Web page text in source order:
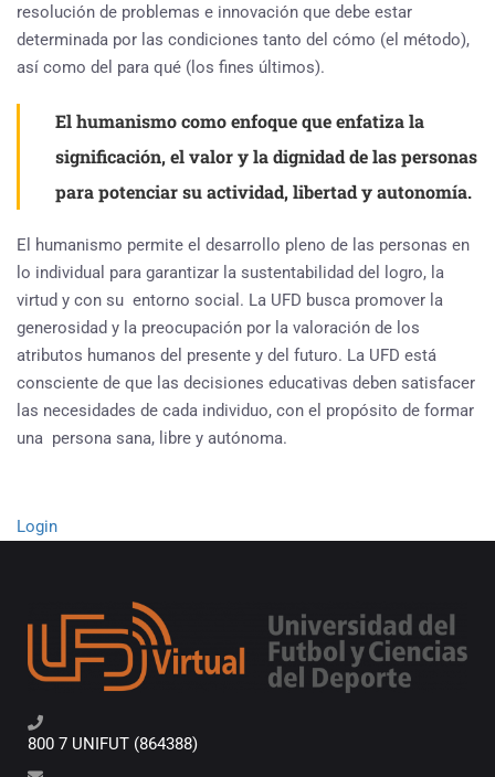
resolución de problemas e innovación que debe estar
determinada por las condiciones tanto del cómo (el método),
así como del para qué (los fines últimos).
El humanismo como enfoque que enfatiza la
significación, el valor y la dignidad de las personas
para potenciar su actividad, libertad y autonomía.
El humanismo permite el desarrollo pleno de las personas en
lo individual para garantizar la sustentabilidad del logro, la
virtud y con su entorno social. La UFD busca promover la
generosidad y la preocupación por la valoración de los
atributos humanos del presente y del futuro. La UFD está
consciente de que las decisiones educativas deben satisfacer
las necesidades de cada individuo, con el propósito de formar
una persona sana, libre y autónoma.
Login
800 7 UNIFUT (864388)